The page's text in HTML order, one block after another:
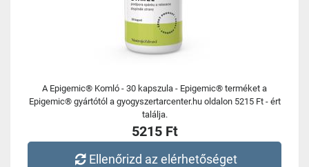
A Epigemic® Komló - 30 kapszula - Epigemic® terméket a
Epigemic® gyártótól a gyogyszertarcenter.hu oldalon 5215 Ft - ért
találja.
5215 Ft
Ellenőrizd az elérhetőséget